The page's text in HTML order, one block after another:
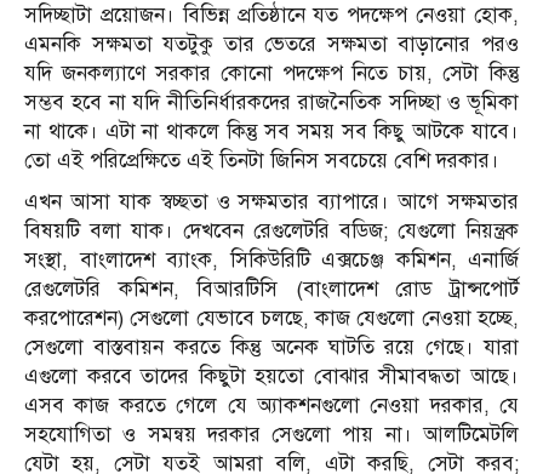
সদিচ্ছাটা প্রয়োজন। বিভিন্ন প্রতিষ্ঠানে যত পদক্ষেপ নেওয়া হোক,
এমনকি সক্ষমতা যতটুকু তার ভেতরে সক্ষমতা বাড়ানোর পরও
যদি জনকল্যাণে সরকার কোনো পদক্ষেপ নিতে চায়, সেটা কিন্তু
সম্ভব হবে না যদি নীতিনির্ধারকদের রাজনৈতিক সদিচ্ছা ও ভূমিকা
না থাকে। এটা না থাকলে কিন্তু সব সময় সব কিছু আটকে যাবে।
তো এই পরিপ্রেক্ষিতে এই তিনটা জিনিস সবচেয়ে বেশি দরকার।
এখন আসা যাক স্বচ্ছতা ও সক্ষমতার ব্যাপারে। আগে সক্ষমতার
বিষয়টি বলা যাক। দেখবেন রেগুলেটরি বডিজ; যেগুলো নিয়ন্ত্রক
সংস্থা, বাংলাদেশ ব্যাংক, সিকিউরিটি এক্সচেঞ্জ কমিশন, এনার্জি
রেগুলেটরি কমিশন, বিআরটিসি (বাংলাদেশ রোড ট্রান্সপোর্ট
করপোরেশন) সেগুলো যেভাবে চলছে, কাজ যেগুলো নেওয়া হচ্ছে,
সেগুলো বাস্তবায়ন করতে কিন্তু অনেক ঘাটতি রয়ে গেছে। যারা
এগুলো করবে তাদের কিছুটা হয়তো বোঝার সীমাবদ্ধতা আছে।
এসব কাজ করতে গেলে যে অ্যাকশনগুলো নেওয়া দরকার, যে
সহযোগিতা ও সমন্বয় দরকার সেগুলো পায় না। আলটিমেটলি
যেটা হয়, সেটা যতই আমরা বলি, এটা করছি, সেটা করব;